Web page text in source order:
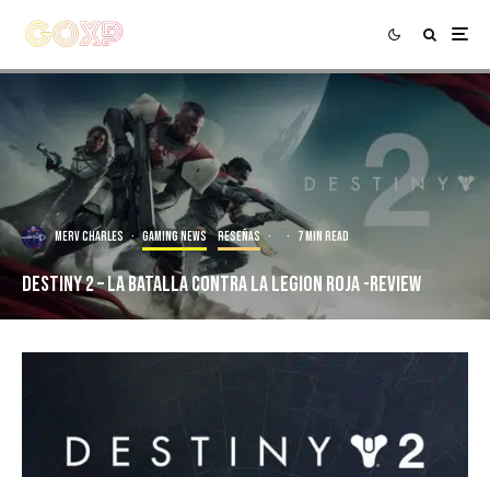
Merv Charles · Gaming news Reseñas · · 7 min read
Destiny 2 – La Batalla Contra La Legion Roja -Review